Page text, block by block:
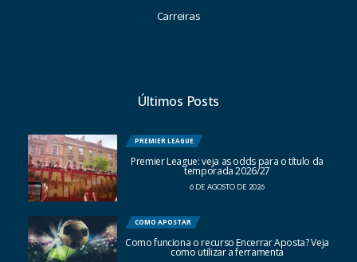
Carreiras
Últimos Posts
PREMIER LEAGUE
Premier League: veja as odds para o título da
temporada 2026/27
6 DE AGOSTO DE 2026
COMO APOSTAR
Como funciona o recurso Encerrar Aposta? Veja
como utilizar a ferramenta